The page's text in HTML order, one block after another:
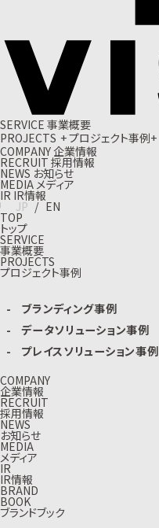
SERVICE 事業概要
PROJECTS +プロジェクト事例+
COMPANY企業情報
RECRUIT 採用情報
NEWS お知らせ
MEDIA メディア
IR IR情報
JP / EN
TOP
トップ
SERVICE
事業概要
PROJECTS
プロジェクト事例
ブランディング事例
データソリューション事例
プレイスソリューション事例
COMPANY
企業情報
RECRUIT
採用情報
NEWS
お知らせ
MEDIA
メディア
IR
IR情報
BRAND
BOOK
ブランドブック